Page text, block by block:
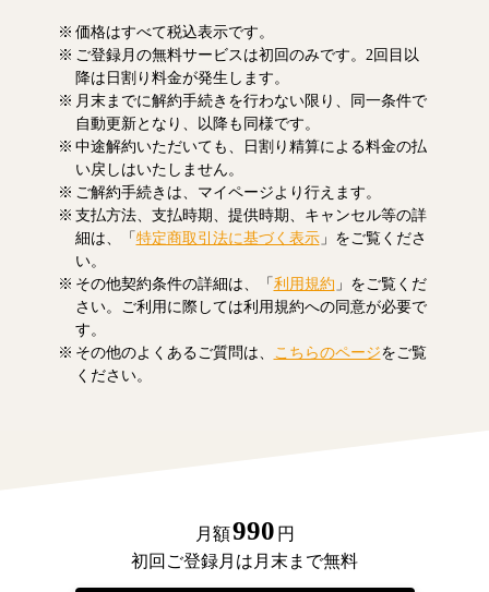
価格はすべて税込表示です。
ご登録月の無料サービスは初回のみです。2回目以
降は日割り料金が発生します。
月末までに解約手続きを行わない限り、同一条件で
自動更新となり、以降も同様です。
中途解約いただいても、日割り精算による料金の払
い戻しはいたしません。
ご解約手続きは、マイページより行えます。
支払方法、支払時期、提供時期、キャンセル等の詳
細は、「特定商取引法に基づく表示」をご覧くださ
い。
その他契約条件の詳細は、「利用規約 」をご覧くだ
さい。ご利用に際しては利用規約への同意が必要で
す。
その他のよくあるご質問は、
こちらのページをご覧
ください。
月額990 円
初回ご登録月は月末まで無料